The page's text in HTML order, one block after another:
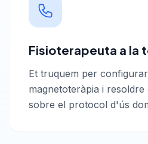
Fisioterapeuta a la
Et truquem per
magnetoteràpia i
sobre el protocol d'ús